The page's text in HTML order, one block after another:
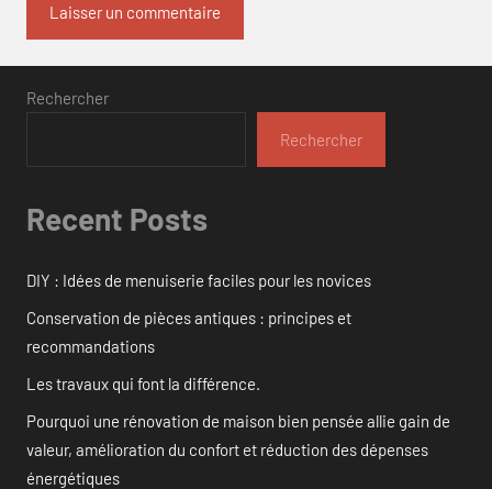
Rechercher
Rechercher
Recent Posts
DIY : Idées de menuiserie faciles pour les novices
Conservation de pièces antiques : principes et
recommandations
Les travaux qui font la différence.
Pourquoi une rénovation de maison bien pensée allie gain de
valeur, amélioration du confort et réduction des dépenses
énergétiques